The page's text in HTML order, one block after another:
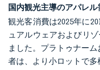
国内観光主導のアパレル
観光客消費は2025年に
ュアルウェアおよびリ
ました。プラトゥナー
者は、より小ロットで